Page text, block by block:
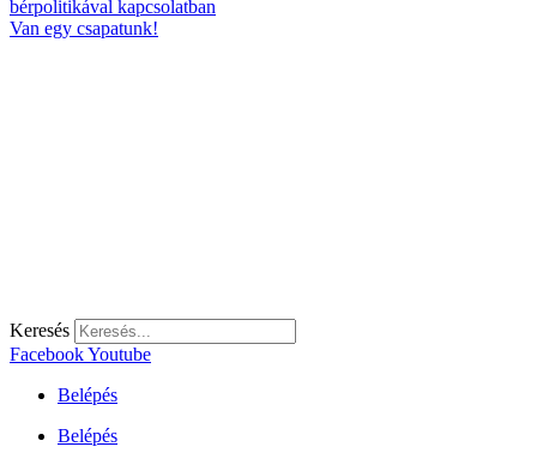
bérpolitikával kapcsolatban
Van egy csapatunk!
Keresés
FacebookYoutube
Belépés
Belépés